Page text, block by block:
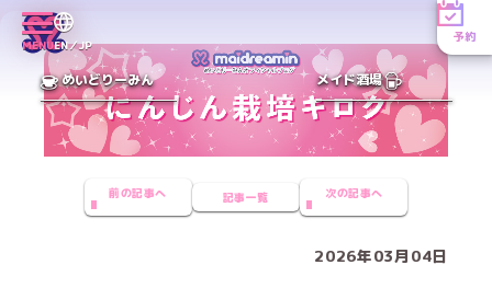
MENUEN／JP
予約
めいどりーみん メイド酒場
前の記事へ 記事一覧 次の記事へ
2026年03月04日